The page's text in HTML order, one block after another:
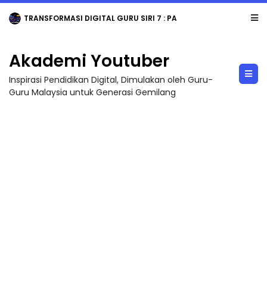
TRANSFORMASI DIGITAL GURU SIRI 7 : PAHLAWAN DIGITAL PENYELAMAT DUNIA
Akademi Youtuber
Inspirasi Pendidikan Digital, Dimulakan oleh Guru-
Guru Malaysia untuk Generasi Gemilang